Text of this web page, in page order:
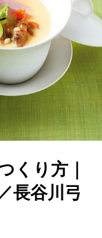
くり方｜
長谷川弓